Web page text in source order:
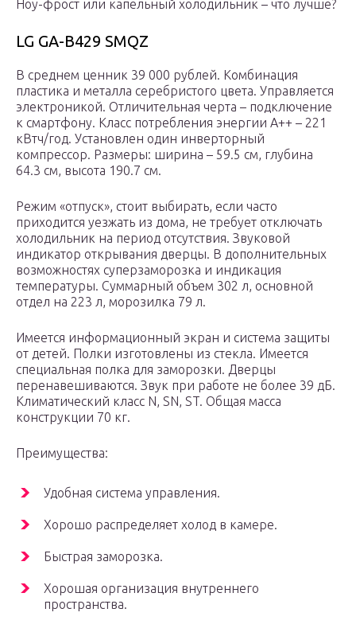
Ноу-фрост или капельный холодильник – что лучше?
LG GA-B429 SMQZ
В среднем ценник 39 000 рублей. Комбинация
пластика и металла серебристого цвета. Управляется
электроникой. Отличительная черта – подключение
к смартфону. Класс потребления энергии А++ – 221
кВтч/год. Установлен один инверторный
компрессор. Размеры: ширина – 59.5 см, глубина
64.3 см, высота 190.7 см.
Режим «отпуск», стоит выбирать, если часто
приходится уезжать из дома, не требует отключать
холодильник на период отсутствия. Звуковой
индикатор открывания дверцы. В дополнительных
возможностях суперзаморозка и индикация
температуры. Суммарный объем 302 л, основной
отдел на 223 л, морозилка 79 л.
Имеется информационный экран и система защиты
от детей. Полки изготовлены из стекла. Имеется
специальная полка для заморозки. Дверцы
перенавешиваются. Звук при работе не более 39 дБ.
Климатический класс N, SN, ST. Общая масса
конструкции 70 кг.
Преимущества:
Удобная система управления.
Хорошо распределяет холод в камере.
Быстрая заморозка.
Хорошая организация внутреннего
пространства.